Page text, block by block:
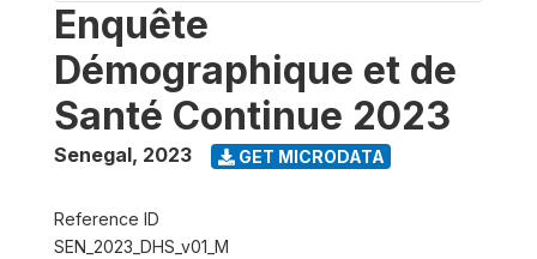
Enquête
Démographique et de
Santé Continue 2023
Senegal, 2023 GET MICRODATA
Reference ID
SEN_2023_DHS_v01_M